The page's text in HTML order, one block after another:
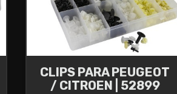
CLIPS PARA PEUGEOT
/ CITROEN | 52899